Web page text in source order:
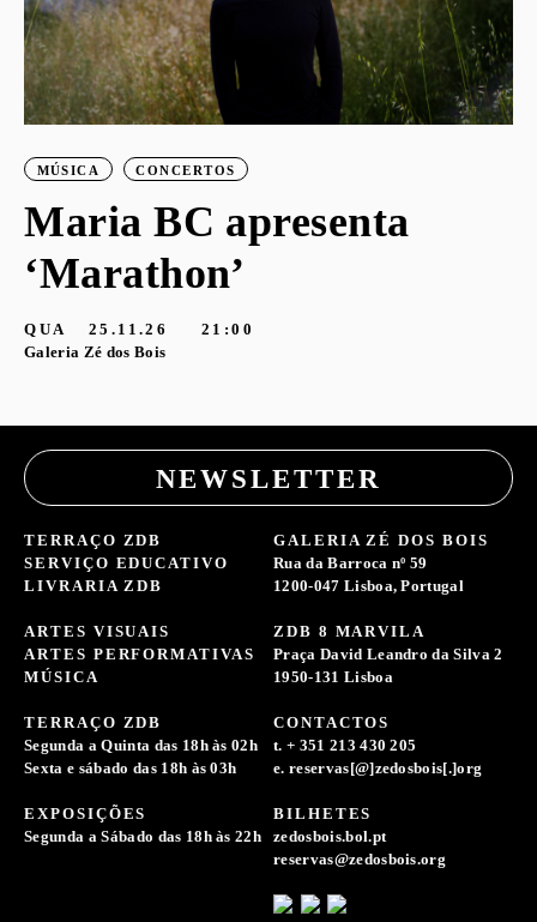
MÚSICA CONCERTOS
Maria BC apresenta
‘Marathon’
QUA 25.11.26
21:00
Galeria Zé dos Bois
NEWSLETTER
TERRAÇO ZDB
SERVIÇO EDUCATIVO
LIVRARIA ZDB
ARTES VISUAIS
ARTES PERFORMATIVAS
MÚSICA
GALERIA ZÉ DOS BOIS
Rua da Barroca nº 59
1200-047 Lisboa, Portugal
ZDB 8 MARVILA
Praça David Leandro da Silva 2
1950-131 Lisboa
TERRAÇO ZDB
Segunda a Quinta das 18h às 02h
Sexta e sábado das 18h às 03h
EXPOSIÇÕES
Segunda a Sábado das 18h às 22h
CONTACTOS
t. + 351 213 430 205
e. reservas[@]zedosbois[.]org
BILHETES
zedosbois.bol.pt
reservas@zedosbois.org